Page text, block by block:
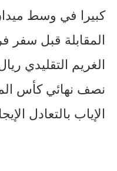
كبيرا في وسط
المقابلة قبل سفر
الغريم التقليدي
نصف نهائي كأس
الإياب بالتعادل